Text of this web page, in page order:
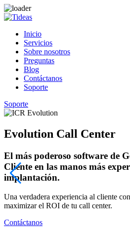
Inicio
Servicios
Sobre nosotros
Preguntas
Blog
Contáctanos
Soporte
Soporte
Evolution Call Center
El más poderoso software de
Cliente en las manos más
implantación.
Una verdadera experiencia al cliente
maximizar el ROI de tu call center.
Contáctanos